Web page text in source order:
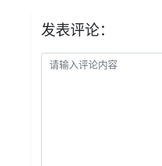
发表评论：